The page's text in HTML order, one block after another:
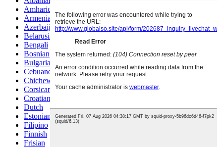
Amharic
Armenian
Azerbaijani
Belarusian
Bengali
Bosnian
Bulgarian
Cebuano
Chichewa
Corsican
Croatian
Dutch
Estonian
Filipino
Finnish
Frisian